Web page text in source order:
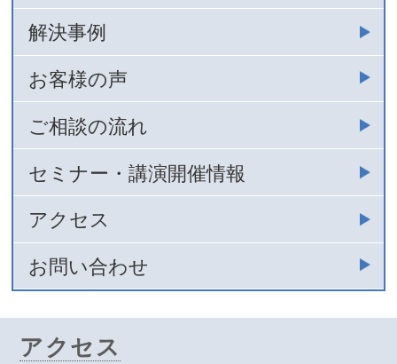
解決事例
お客様の声
ご相談の流れ
セミナー・講演開催情報
アクセス
お問い合わせ
アクセス